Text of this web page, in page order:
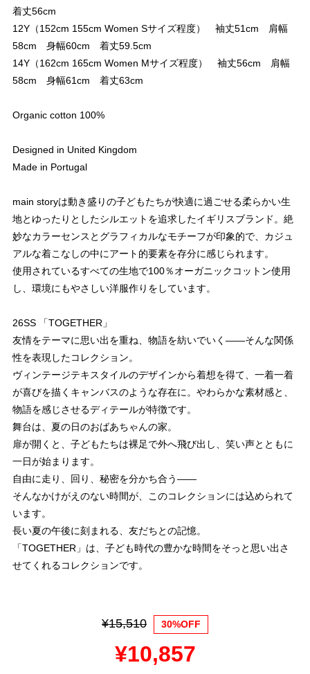
着丈56cm
12Y（152cm 155cm Women Sサイズ程度） 袖丈51cm 肩幅
58cm 身幅60cm 着丈59.5cm
14Y（162cm 165cm Women Mサイズ程度） 袖丈56cm 肩幅
58cm 身幅61cm 着丈63cm
Organic cotton 100%
Designed in United Kingdom
Made in Portugal
main storyは動き盛りの子どもたちが快適に過ごせる柔らかい生
地とゆったりとしたシルエットを追求したイギリスブランド。絶
妙なカラーセンスとグラフィカルなモチーフが印象的で、カジュ
アルな着こなしの中にアート的要素を存分に感じられます。
使用されているすべての生地で100％オーガニックコットン使用
し、環境にもやさしい洋服作りをしています。
26SS 「TOGETHER」
友情をテーマに思い出を重ね、物語を紡いでいく――そんな関係
性を表現したコレクション。
ヴィンテージテキスタイルのデザインから着想を得て、一着一着
が喜びを描くキャンバスのような存在に。やわらかな素材感と、
物語を感じさせるディテールが特徴です。
舞台は、夏の日のおばあちゃんの家。
扉が開くと、子どもたちは裸足で外へ飛び出し、笑い声とともに
一日が始まります。
自由に走り、回り、秘密を分かち合う――
そんなかけがえのない時間が、このコレクションには込められて
います。
長い夏の午後に刻まれる、友だちとの記憶。
「TOGETHER」は、子ども時代の豊かな時間をそっと思い出さ
せてくれるコレクションです。
¥15,510 30%OFF
¥10,857